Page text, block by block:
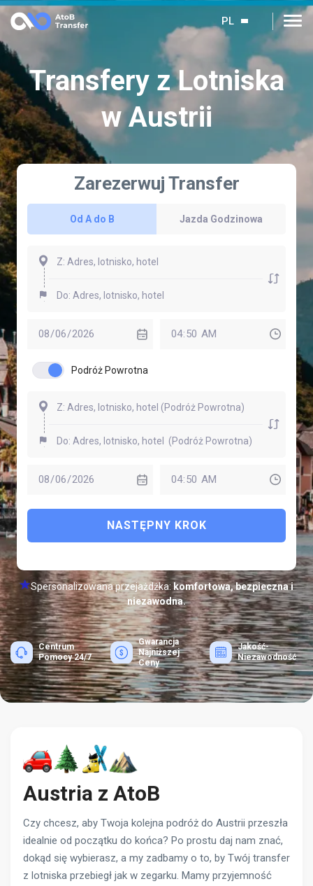
PL
Transfery z Lotniska
w Austrii
Zarezerwuj Transfer
Od A do B Jazda Godzinowa
Podróż Powrotna
NASTĘPNY KROK
Spersonalizowana przejażdżka: komfortowa, bezpieczna i
niezawodna.
Centrum
Pomocy 24/7
Gwarancja
Najniższej
Ceny
Jakość-
Niezawodność
Austria z AtoB
Czy chcesz, aby Twoja kolejna podróż do Austrii przeszła
idealnie od początku do końca? Po prostu daj nam znać,
dokąd się wybierasz, a my zadbamy o to, by Twój transfer
z lotniska przebiegł jak w zegarku. Mamy przyjemność